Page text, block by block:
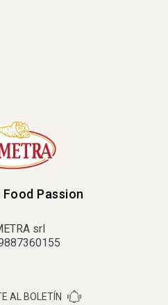
Passion
srl
AL BOLETÍN